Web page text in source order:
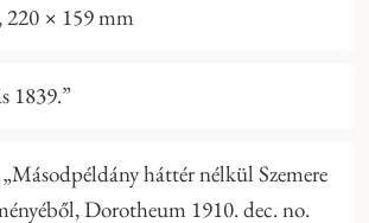
220 × 159 mm
1839.”
háttér nélkül Szemere
Dorotheum 1910. dec. no.